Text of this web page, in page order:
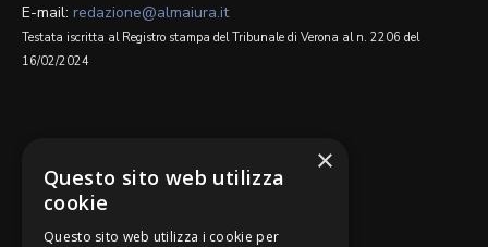
E-mail: redazione@almaiura.it
Testata iscritta al Registro stampa del Tribunale di Verona al n. 2206 del
16/02/2024
×
Questo sito web utilizza
cookie
Questo sito web utilizza i cookie per